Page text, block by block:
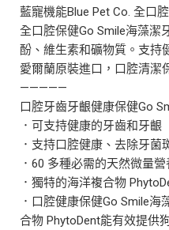
藍寵機能Blue Pet Co. 全口
全口腔保健Go Smile海藻潔
酚、維生素和礦物質。支持
愛爾蘭原裝進口，口腔清潔
—————
口腔牙齒牙齦健康保健Go
．可支持健康的牙齒和牙齦
．支持口腔健康、去除牙菌
．60 多種必需的天然微量
．獨特的海洋複合物
．口腔健康保健Go Smile
合物 PhytoDent能有效提供